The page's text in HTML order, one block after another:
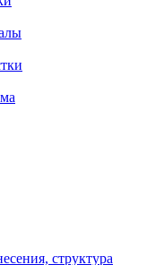
структура